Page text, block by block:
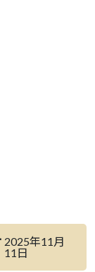
2025年11月
11日